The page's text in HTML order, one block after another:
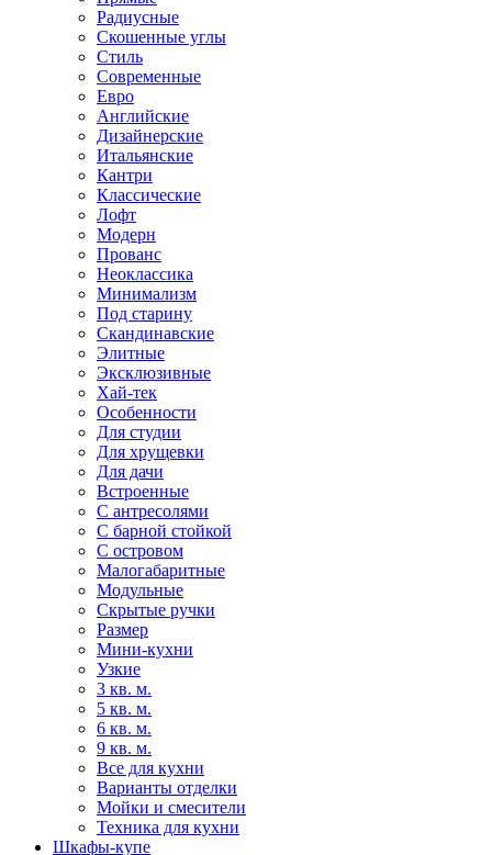
Радиусные
Скошенные углы
Стиль
Современные
Евро
Английские
Дизайнерские
Итальянские
Кантри
Классические
Лофт
Модерн
Прованс
Неоклассика
Минимализм
Под старину
Скандинавские
Элитные
Эксклюзивные
Хай-тек
Особенности
Для студии
Для хрущевки
Для дачи
Встроенные
С антресолями
С барной стойкой
С островом
Малогабаритные
Модульные
Скрытые ручки
Размер
Мини-кухни
Узкие
3 кв. м.
5 кв. м.
6 кв. м.
9 кв. м.
Все для кухни
Варианты отделки
Мойки и смесители
Техника для кухни
Шкафы-купе